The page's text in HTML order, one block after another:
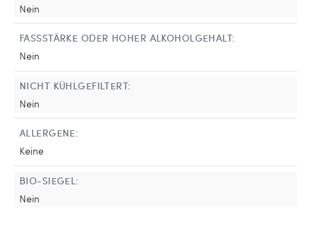
Nein
FASSSTÄRKE ODER HOHER ALKOHOLGEHALT:
Nein
NICHT KÜHLGEFILTERT:
Nein
ALLERGENE:
Keine
BIO-SIEGEL:
Nein